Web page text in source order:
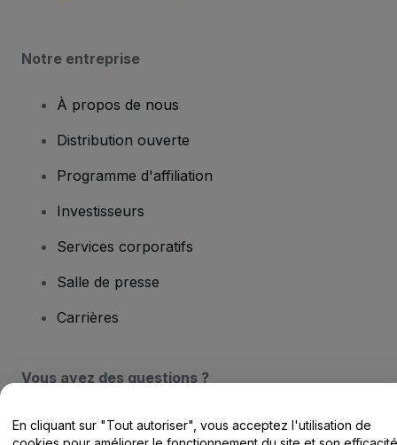
Notre entreprise
À propos de nous
Distribution ouverte
Programme d'affiliation
Investisseurs
Services corporatifs
Salle de presse
Carrières
Vous avez des questions ?
Centre d'assistance / Nous contacter
En cliquant sur "Tout autoriser", vous acceptez l'utilisation de